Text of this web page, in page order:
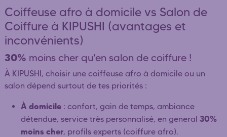
Coiffeuse afro à domicile vs Salon de
Coiffure à KIPUSHI (avantages et
inconvénients)
30% moins cher qu'en salon de coiffure !
À KIPUSHI, choisir une coiffeuse afro à domicile ou un
salon dépend surtout de tes priorités :
À domicile : confort, gain de temps, ambiance
détendue, service très personnalisé, en general 30%
moins cher, profils experts (coiffure afro).